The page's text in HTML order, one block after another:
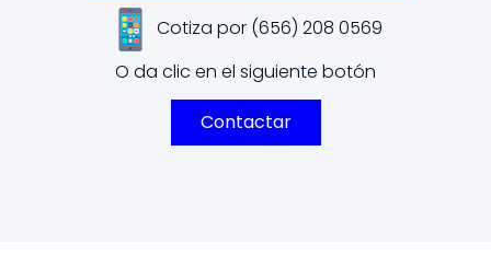
Cotiza por (656) 208 0569
O da clic en el siguiente botón
Contactar